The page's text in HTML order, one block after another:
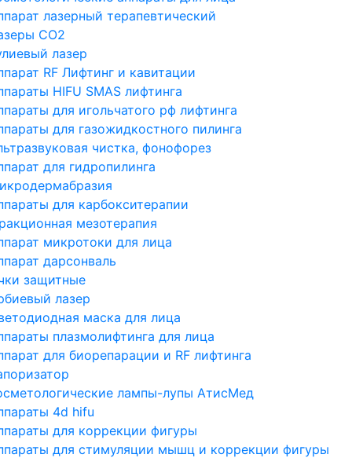
лазерный терапевтический
CO2
лазер
RF Лифтинг и кавитации
HIFU SMAS лифтинга
для игольчатого рф лифтинга
для газожидкостного пилинга
чистка, фонофорез
для гидропилинга
для карбокситерапии
мезотерапия
микротоки для лица
дарсонваль
защитные
лазер
маска для лица
плазмолифтинга для лица
для биорепарации и RF лифтинга
лампы-лупы АтисМед
4d hifu
для коррекции фигуры
для стимуляции мышц и коррекции фигуры